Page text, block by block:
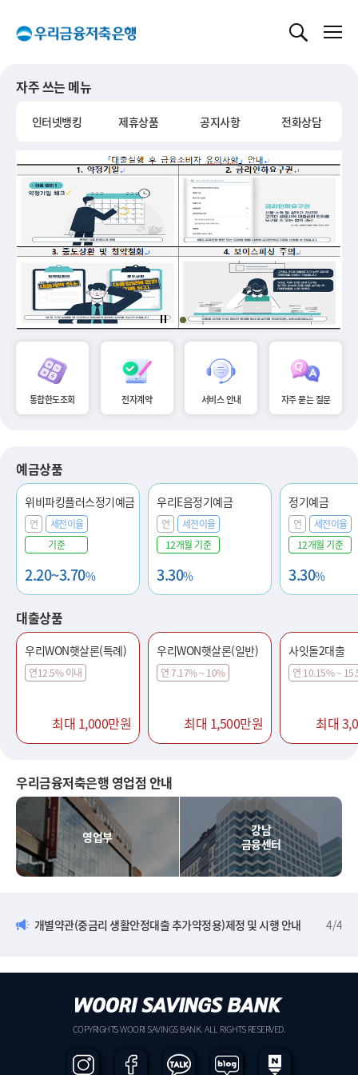
자주 쓰는 메뉴
인터넷뱅킹 제휴상품 공지사항 전화상담
통합한도조회 전자계약 서비스 안내 자주 묻는 질문
예금상품
위비파킹플러스정기예금
연
세전이율
기준
2.20~3.70%
우리E음정기예금
연
세전이율
12개월 기준
3.30%
정기예금
연
세전이율
12개월 기준
3.30%
대출상품
우리WON햇살론(특례)
연12.5% 이내
최대 1,000만원
우리WON햇살론(일반)
연 7.17% ~ 10%
최대 1,500만원
사잇돌2대출
연 10.15% ~
최대
우리금융저축은행 영업점 안내
영업부
강남
금융센터
개별약관(중금리 생활안정대출 추가약정용)제정 및 시행 안내 4/4
COPYRIGHTS WOORI SAVINGS BANK. ALL RIGHTS RESERVED.